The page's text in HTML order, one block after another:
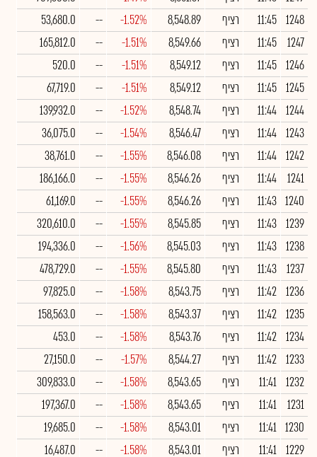
1248
11:45 רציף 8,548.89
-1.52%
--
53,680.0
1247
11:45 רציף 8,549.66
-1.51%
--
165,812.0
1246
11:45 רציף 8,549.12
-1.51%
--
520.0
1245
11:45 רציף 8,549.12
-1.51%
--
67,719.0
1244
11:44 רציף 8,548.74
-1.52%
--
139,932.0
1243
11:44 רציף 8,546.47
-1.54%
--
36,075.0
1242
11:44 רציף 8,546.08
-1.55%
--
38,761.0
1241
11:44 רציף 8,546.26
-1.55%
--
186,166.0
1240
11:43 רציף 8,546.26
-1.55%
--
61,169.0
1239
11:43 רציף 8,545.85
-1.55%
--
320,610.0
1238
11:43 רציף 8,545.03
-1.56%
--
194,336.0
1237
11:43 רציף 8,545.80
-1.55%
--
478,729.0
1236
11:42 רציף 8,543.75
-1.58%
--
97,825.0
1235
11:42 רציף 8,543.37
-1.58%
--
158,563.0
1234
11:42 רציף 8,543.76
-1.58%
--
453.0
1233
11:42 רציף 8,544.27
-1.57%
--
27,150.0
1232
11:41 רציף 8,543.65
-1.58%
--
309,833.0
1231
11:41 רציף 8,543.65
-1.58%
--
197,367.0
1230
11:41 רציף 8,543.01
-1.58%
--
19,685.0
1229
11:41 רציף 8,543.01
-1.58%
--
16,487.0